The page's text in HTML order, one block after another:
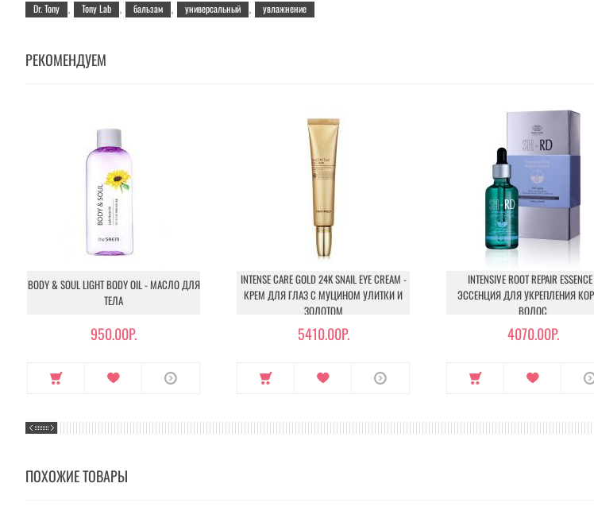
Dr. Tony
Tony Lab бальзам универсальный увлажнение
РЕКОМЕНДУЕМ
BODY & SOUL LIGHT BODY OIL - МАСЛО ДЛЯ
ТЕЛА
950.00Р.
INTENSE CARE GOLD 24K SNAIL EYE CREAM -
КРЕМ ДЛЯ ГЛАЗ С МУЦИНОМ УЛИТКИ И
ЗОЛОТОМ
5410.00Р.
INTENSIVE ROOT REPAIR
ЭССЕНЦИЯ ДЛЯ УКРЕПЛЕНИЯ
ВОЛОС
4070.00Р.
ПОХОЖИЕ ТОВАРЫ